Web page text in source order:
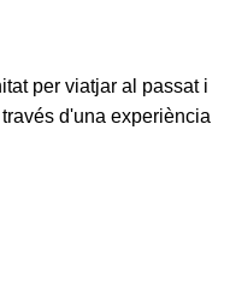
per viatjar al passat i
d'una experiència